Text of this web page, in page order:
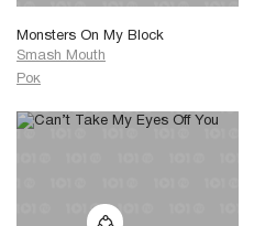
Monsters On My Block
Smash Mouth
Рок